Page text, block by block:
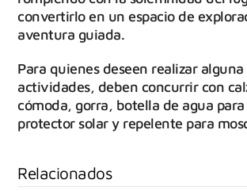
convertirlo en un espacio de
aventura guiada.
Para quienes deseen realizar alguna
actividades, deben concurrir con
cómoda, gorra, botella de agua
protector solar y repelente para
Relacionados